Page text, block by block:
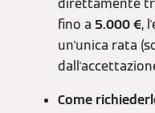
direttamente
fino a 5.000 €,
un'unica rata
Come